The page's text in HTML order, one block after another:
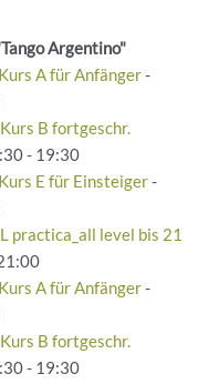
Argentino"
A für Anfänger-
B fortgeschr.
- 19:30
E für Einsteiger-
practica_all level bis 21
A für Anfänger-
B fortgeschr.
- 19:30